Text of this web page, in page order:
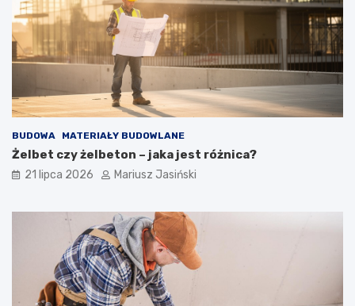
BUDOWA MATERIAŁY BUDOWLANE
Żelbet czy żelbeton – jaka jest różnica?
21 lipca 2026 Mariusz Jasiński